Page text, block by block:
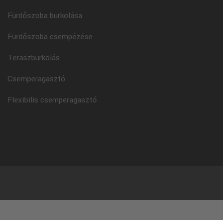
Fürdőszoba burkolása
Fürdőszoba csempézése
Teraszburkolás
Csemperagasztó
Flexibilis csemperagasztó